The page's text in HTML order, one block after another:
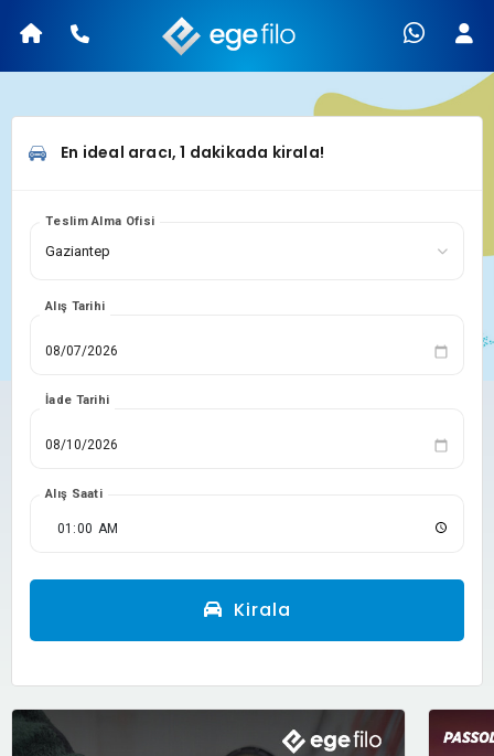
En ideal aracı, 1 dakikada kirala!
Teslim Alma Ofisi
Alış Tarihi
İade Tarihi
Alış Saati
Kirala